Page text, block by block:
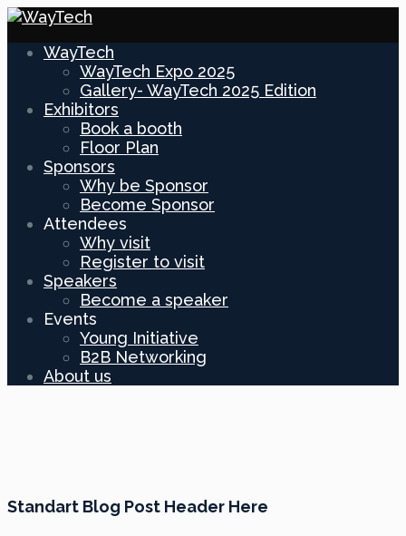
WayTech
WayTech Expo 2025
Gallery- WayTech 2025 Edition
Exhibitors
Book a booth
Floor Plan
Sponsors
Why be Sponsor
Become Sponsor
Attendees
Why visit
Register to visit
Speakers
Become a speaker
Events
Young Initiative
B2B Networking
About us
Standart Blog Post Header Here